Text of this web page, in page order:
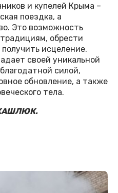
и купелей Крыма –
поездка, а
Это возможность
обрести
исцеление.
своей уникальной
силой,
обновление, а также
тела.
КАШЛЮК.